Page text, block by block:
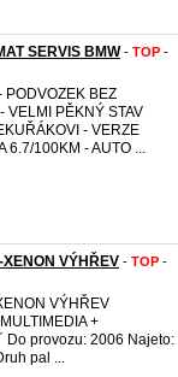
SERVIS BMW- TOP -
PODVOZEK BEZ
VELMI PĚKNÝ STAV
- VERZE
6.7/100KM - AUTO ...
VÝHŘEV - TOP -
VÝHŘEV
+
Do provozu: 2006 Najeto:
pal ...